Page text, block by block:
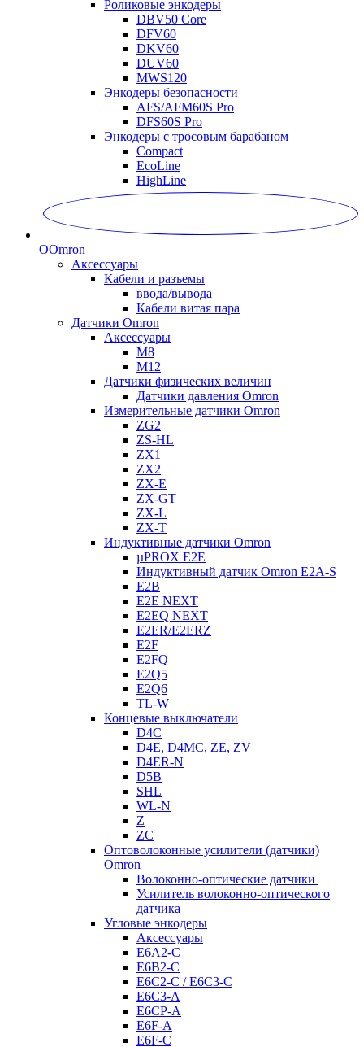
Роликовые энкодеры
DBV50 Core
DFV60
DKV60
DUV60
MWS120
Энкодеры безопасности
AFS/AFM60S Pro
DFS60S Pro
Энкодеры с тросовым барабаном
Compact
EcoLine
HighLine
OOmron
Аксессуары
Кабели и разъемы
ввода/вывода
Кабели витая пара
Датчики Omron
Аксессуары
M8
M12
Датчики физических величин
Датчики давления Omron
Измерительные датчики Omron
ZG2
ZS-HL
ZX1
ZX2
ZX-E
ZX-GT
ZX-L
ZX-T
Индуктивные датчики Omron
µPROX E2E
Индуктивный датчик Omron E2A-S
E2B
E2E NEXT
E2EQ NEXT
E2ER/E2ERZ
E2F
E2FQ
E2Q5
E2Q6
TL-W
Концевые выключатели
D4C
D4E, D4MC, ZE, ZV
D4ER-N
D5B
SHL
WL-N
Z
ZC
Оптоволоконные усилители (датчики)
Omron
Волоконно-оптические датчики
Усилитель волоконно-оптического
датчика
Угловые энкодеры
Аксессуары
E6A2-C
E6B2-C
E6C2-C / E6C3-C
E6C3-A
E6CP-A
E6F-A
E6F-C